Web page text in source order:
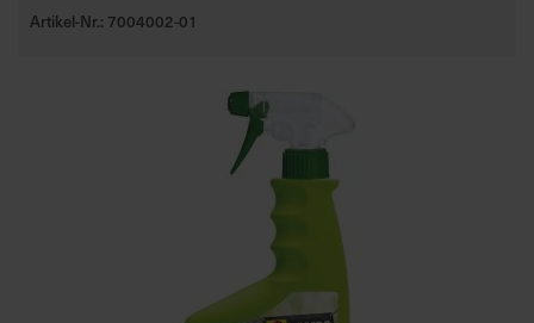
Artikel-Nr.: 7004002-01